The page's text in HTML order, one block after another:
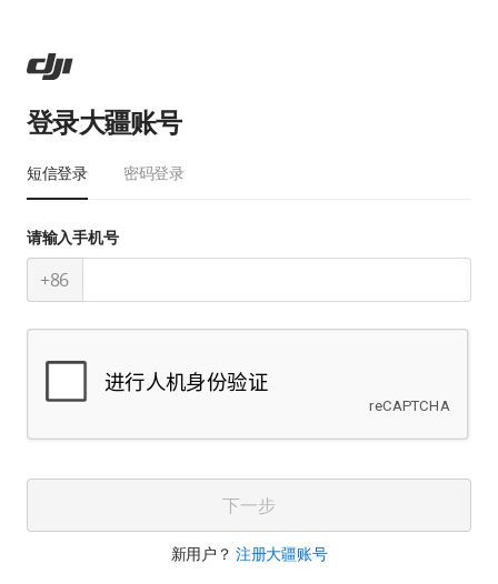
登录大疆账号
短信登录 密码登录
请输入手机号
+86
下一步
新用户？注册大疆账号